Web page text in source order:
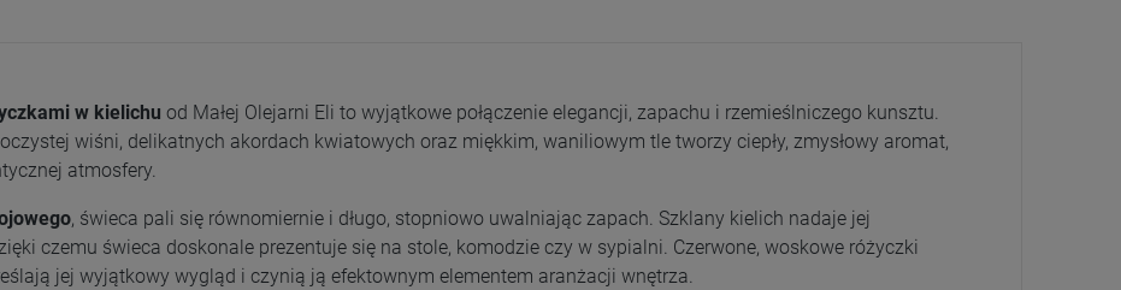
w kielichu od Małej Olejarni Eli to wyjątkowe połączenie elegancji, zapachu i rzemieślniczego kunsztu.
wiśni, delikatnych akordach kwiatowych oraz miękkim, waniliowym tle tworzy ciepły, zmysłowy aromat,
atmosfery.
, świeca pali się równomiernie i długo, stopniowo uwalniając zapach. Szklany kielich nadaje jej
czemu świeca doskonale prezentuje się na stole, komodzie czy w sypialni. Czerwone, woskowe różyczki
jej wyjątkowy wygląd i czynią ją efektownym elementem aranżacji wnętrza.